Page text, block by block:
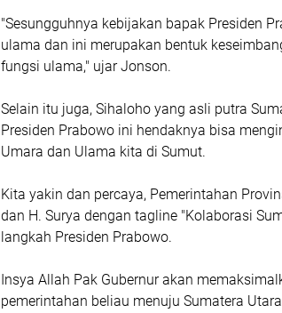
"Sesungguhnya kebijakan bapak Presiden
ulama dan ini merupakan bentuk
fungsi ulama," ujar Jonson.
Selain itu juga, Sihaloho yang asli putra
Presiden Prabowo ini hendaknya bisa
Umara dan Ulama kita di Sumut.
Kita yakin dan percaya, Pemerintahan
dan H. Surya dengan tagline "Kolaborasi
langkah Presiden Prabowo.
Insya Allah Pak Gubernur akan
pemerintahan beliau menuju Sumatera